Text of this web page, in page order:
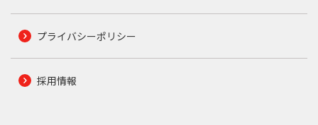
プライバシーポリシー
採用情報